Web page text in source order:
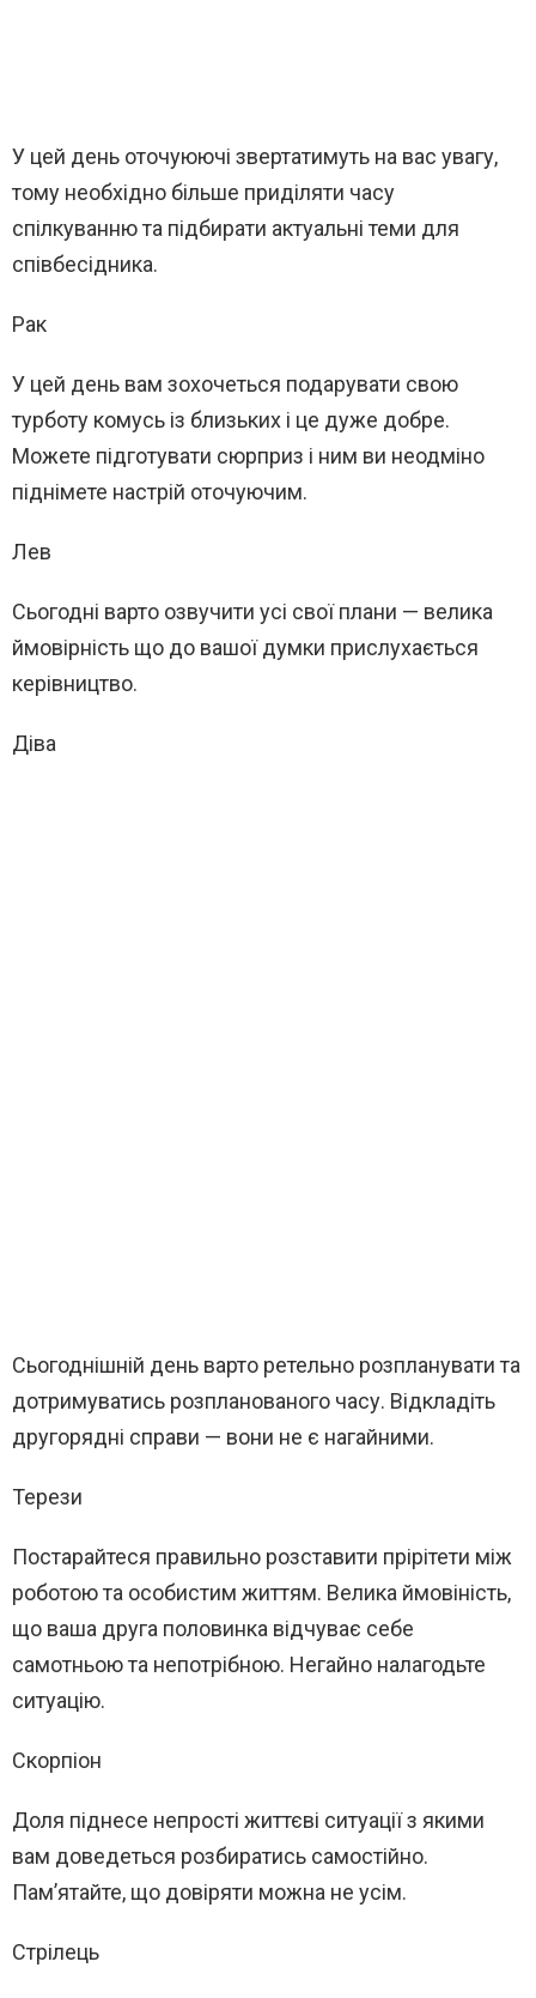
У цей день оточуюючі звертатимуть на вас увагу,
тому необхідно більше приділяти часу
спілкуванню та підбирати актуальні теми для
співбесідника.
Рак
У цей день вам зохочеться подарувати свою
турботу комусь із близьких і це дуже добре.
Можете підготувати сюрприз і ним ви неодміно
піднімете настрій оточуючим.
Лев
Сьогодні варто озвучити усі свої плани — велика
ймовірність що до вашої думки прислухається
керівництво.
Діва
Сьогоднішній день варто ретельно розпланувати та
дотримуватись розпланованого часу. Відкладіть
другорядні справи — вони не є нагайними.
Терези
Постарайтеся правильно розставити прірітети між
роботою та особистим життям. Велика ймовіність,
що ваша друга половинка відчуває себе
самотньою та непотрібною. Негайно налагодьте
ситуацію.
Скорпіон
Доля піднесе непрості життєві ситуації з якими
вам доведеться розбиратись самостійно.
Пам’ятайте, що довіряти можна не усім.
Стрілець